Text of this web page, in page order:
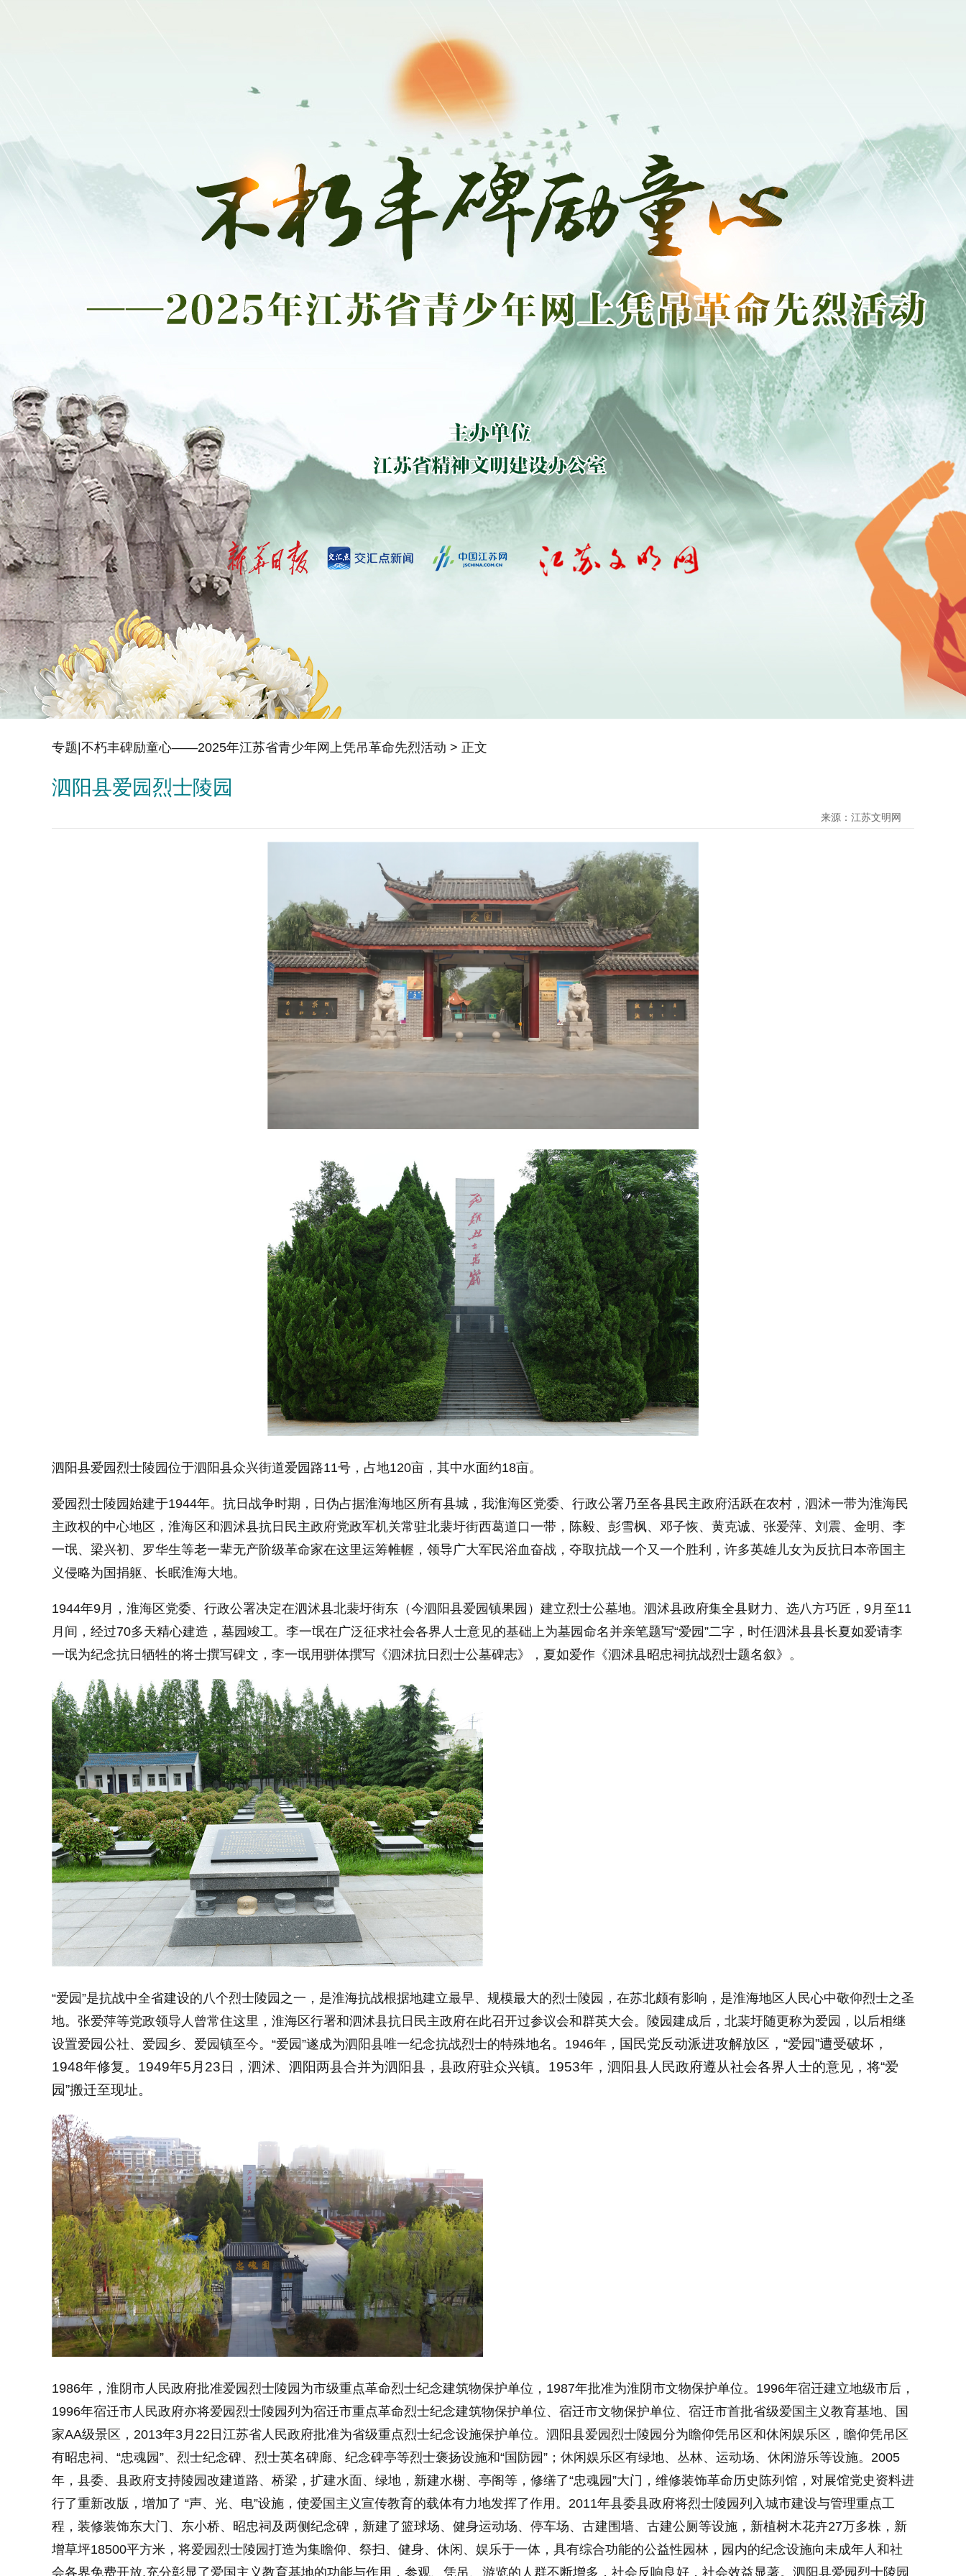
专题|不朽丰碑励童心——2025年江苏省青少年网上凭吊革命先烈活动 > 正文
泗阳县爱园烈士陵园
来源：江苏文明网
泗阳县爱园烈士陵园位于泗阳县众兴街道爱园路11号，占地120亩，其中水面约18亩。
爱园烈士陵园始建于1944年。抗日战争时期，日伪占据淮海地区所有县城，我淮海区党委、行政公署乃至各县民主政府活跃在农村，泗沭一带为淮海民
主政权的中心地区，淮海区和泗沭县抗日民主政府党政军机关常驻北裴圩街西葛道口一带，陈毅、彭雪枫、邓子恢、黄克诚、张爱萍、刘震、金明、李
一氓、梁兴初、罗华生等老一辈无产阶级革命家在这里运筹帷幄，领导广大军民浴血奋战，夺取抗战一个又一个胜利，许多英雄儿女为反抗日本帝国主
义侵略为国捐躯、长眠淮海大地。
1944年9月，淮海区党委、行政公署决定在泗沭县北裴圩街东（今泗阳县爱园镇果园）建立烈士公墓地。泗沭县政府集全县财力、选八方巧匠，9月至11
月间，经过70多天精心建造，墓园竣工。李一氓在广泛征求社会各界人士意见的基础上为墓园命名并亲笔题写“爱园”二字，时任泗沭县县长夏如爱请李
一氓为纪念抗日牺牲的将士撰写碑文，李一氓用骈体撰写《泗沭抗日烈士公墓碑志》，夏如爱作《泗沭县昭忠祠抗战烈士题名叙》。
“爱园”是抗战中全省建设的八个烈士陵园之一，是淮海抗战根据地建立最早、规模最大的烈士陵园，在苏北颇有影响，是淮海地区人民心中敬仰烈士之圣
地。张爱萍等党政领导人曾常住这里，淮海区行署和泗沭县抗日民主政府在此召开过参议会和群英大会。陵园建成后，北裴圩随更称为爱园，以后相继
设置爱园公社、爱园乡、爱园镇至今。“爱园”遂成为泗阳县唯一纪念抗战烈士的特殊地名。1946年， 国民党反动派进攻解放区，“爱园”遭受破坏，
1948年修复。1949年5月23日，泗沭、泗阳两县合并为泗阳县，县政府驻众兴镇。1953年，泗阳县人民政府遵从社会各界人士的意见，将“爱
园”搬迁至现址。
1986年，淮阴市人民政府批准爱园烈士陵园为市级重点革命烈士纪念建筑物保护单位，1987年批准为淮阴市文物保护单位。1996年宿迁建立地级市后，
1996年宿迁市人民政府亦将爱园烈士陵园列为宿迁市重点革命烈士纪念建筑物保护单位、宿迁市文物保护单位、宿迁市首批省级爱国主义教育基地、国
家AA级景区，2013年3月22日江苏省人民政府批准为省级重点烈士纪念设施保护单位。泗阳县爱园烈士陵园分为瞻仰凭吊区和休闲娱乐区，瞻仰凭吊区
有昭忠祠、“忠魂园”、烈士纪念碑、烈士英名碑廊、纪念碑亭等烈士褒扬设施和“国防园”；休闲娱乐区有绿地、丛林、运动场、休闲游乐等设施。2005
年，县委、县政府支持陵园改建道路、桥梁，扩建水面、绿地，新建水榭、亭阁等，修缮了“忠魂园”大门，维修装饰革命历史陈列馆，对展馆党史资料进
行了重新改版，增加了 “声、光、电”设施，使爱国主义宣传教育的载体有力地发挥了作用。2011年县委县政府将烈士陵园列入城市建设与管理重点工
程，装修装饰东大门、东小桥、昭忠祠及两侧纪念碑，新建了篮球场、健身运动场、停车场、古建围墙、古建公厕等设施，新植树木花卉27万多株，新
增草坪18500平方米，将爱园烈士陵园打造为集瞻仰、祭扫、健身、休闲、娱乐于一体，具有综合功能的公益性园林，园内的纪念设施向未成年人和社
会各界免费开放,充分彰显了爱国主义教育基地的功能与作用，参观、凭吊、游览的人群不断增多，社会反响良好，社会效益显著。泗阳县爱园烈士陵园